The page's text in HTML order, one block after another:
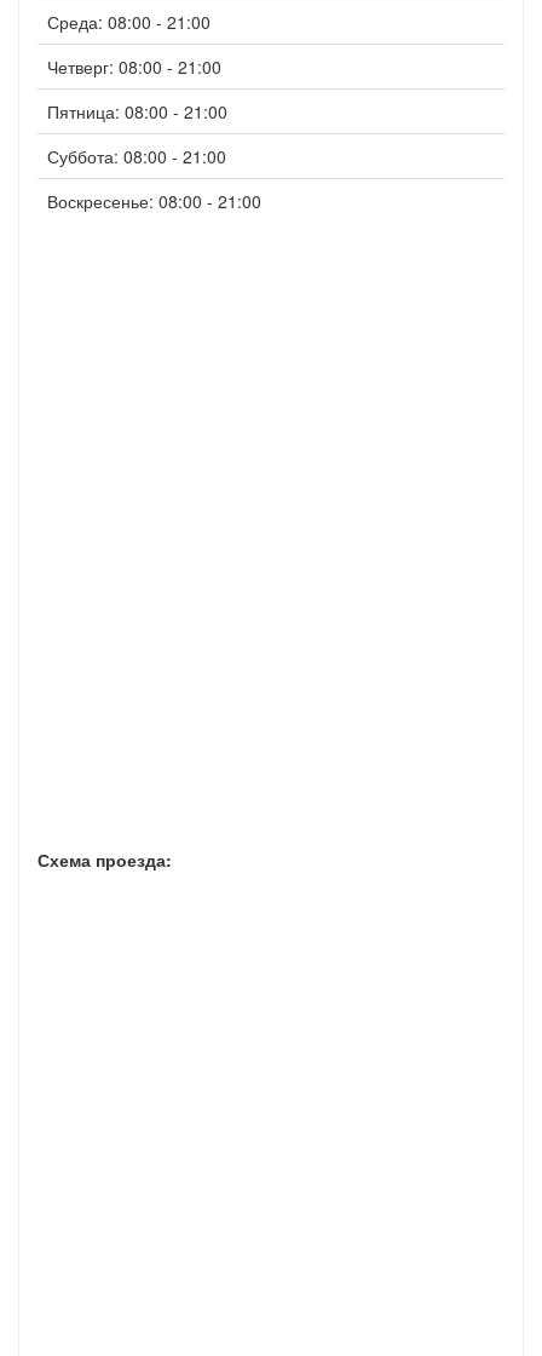
Среда: 08:00 - 21:00
Четверг: 08:00 - 21:00
Пятница: 08:00 - 21:00
Суббота: 08:00 - 21:00
Воскресенье: 08:00 - 21:00
Схема проезда: